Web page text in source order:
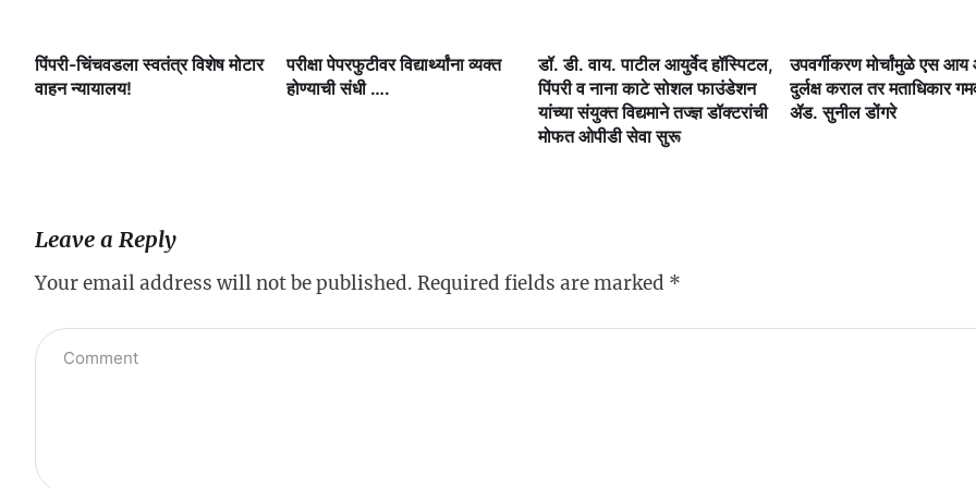
पिंपरी-चिंचवडला स्वतंत्र विशेष मोटार
वाहन न्यायालय!
परीक्षा पेपरफुटीवर विद्यार्थ्यांना व्यक्त
होण्याची संधी ….
डॉ. डी. वाय. पाटील आयुर्वेद हॉस्पिटल,
पिंपरी व नाना काटे सोशल फाउंडेशन
यांच्या संयुक्त विद्यमाने तज्ज्ञ डॉक्टरांची
मोफत ओपीडी सेवा सुरू
उपवर्गीकरण मोर्चांमुळे एस
दुर्लक्ष कराल तर मताधिकार
ॲड. सुनील डोंगरे
Leave a Reply
Your email address will not be published. Required fields are marked *